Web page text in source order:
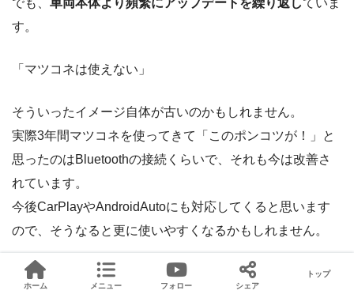
でも、 車両本体より頻繁にアップデートを繰り返していま
す。
「マツコネは使えない」
そういったイメージ自体が古いのかもしれません。
実際3年間マツコネを使ってきて「このポンコツが！」と
思ったのはBluetoothの接続くらいで、それも今は改善さ
れています。
今後CarPlayやAndroidAutoにも対応してくると思います
ので、そうなると更に使いやすくなるかもしれません。
ホーム メニュー フォロー シェア
トップ